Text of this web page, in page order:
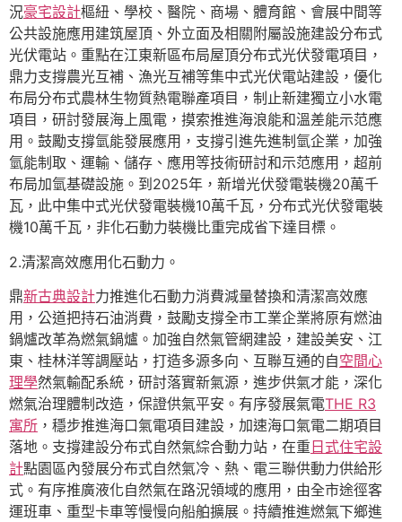
況豪宅設計樞紐、學校、醫院、商場、體育館、會展中間等
公共設施應用建筑屋頂、外立面及相關附屬設施建設分布式
光伏電站。重點在江東新區布局屋頂分布式光伏發電項目，
鼎力支撐農光互補、漁光互補等集中式光伏電站建設，優化
布局分布式農林生物質熱電聯產項目，制止新建獨立小水電
項目，研討發展海上風電，摸索推進海浪能和溫差能示范應
用。鼓勵支撐氫能發展應用，支撐引進先進制氫企業，加強
氫能制取、運輸、儲存、應用等技術研討和示范應用，超前
布局加氫基礎設施。到2025年，新增光伏發電裝機20萬千
瓦，此中集中式光伏發電裝機10萬千瓦，分布式光伏發電裝
機10萬千瓦，非化石動力裝機比重完成省下達目標。
2.清潔高效應用化石動力。
鼎新古典設計力推進化石動力消費減量替換和清潔高效應
用，公道把持石油消費，鼓勵支撐全市工業企業將原有燃油
鍋爐改革為燃氣鍋爐。加強自然氣管網建設，建設美安、江
東、桂林洋等調壓站，打造多源多向、互聯互通的自空間心
理學然氣輸配系統，研討落實新氣源，進步供氣才能，深化
燃氣治理體制改造，保證供氣平安。有序發展氣電THE R3
寓所 ，穩步推進海口氣電項目建設，加速海口氣電二期項目
落地。支撐建設分布式自然氣綜合動力站，在重 日式住宅設
計點園區內發展分布式自然氣冷、熱、電三聯供動力供給形
式。有序推廣液化自然氣在路況領域的應用，由全市途徑客
運班車、重型卡車等慢慢向船舶擴展。持續推進燃氣下鄉進